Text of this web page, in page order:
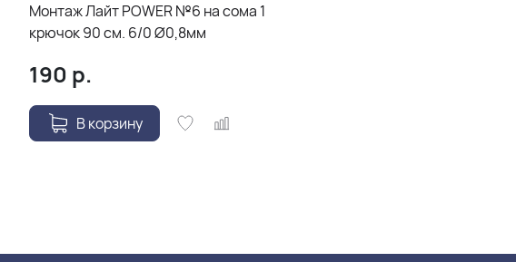
Монтаж Лайт POWER №6 на сома 1
крючок 90 см. 6/0 Ø0,8мм
190 р.
В корзину